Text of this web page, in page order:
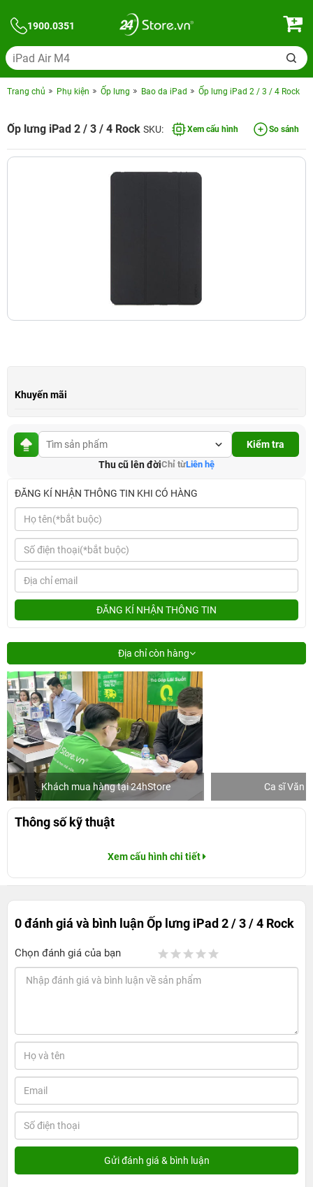
1900.0351
Trang chủ Phụ kiện Ốp lưng Bao da iPad Ốp lưng iPad 2 / 3 / 4 Rock
Ốp lưng iPad 2 / 3 / 4 Rock SKU: Xem cấu hình So sánh
Khuyến mãi
Kiểm tra
Thu cũ lên đờiChỉ từLiên hệ
ĐĂNG KÍ NHẬN THÔNG TIN KHI CÓ HÀNG
ĐĂNG KÍ NHẬN THÔNG TIN
Địa chỉ còn hàng
Khách mua hàng tại 24hStore Ca sĩ Văn
Thông số kỹ thuật
Xem cấu hình chi tiết
0 đánh giá và bình luậnỐp lưng iPad 2 / 3 / 4 Rock
Chọn đánh giá của bạn